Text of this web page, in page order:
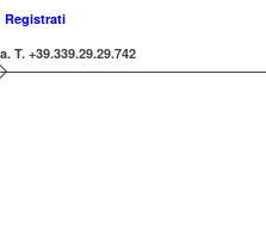
Registrati
T. +39.339.29.29.742